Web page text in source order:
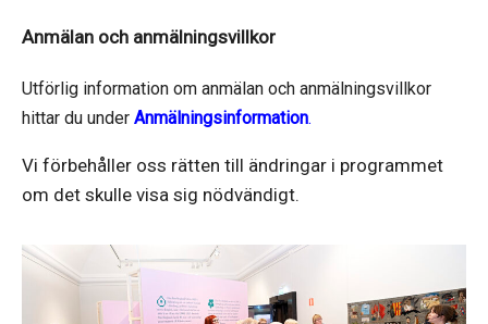
Anmälan och anmälningsvillkor
Utförlig information om anmälan och anmälningsvillkor
hittar du under Anmälningsinformation.
Vi förbehåller oss rätten till ändringar i programmet
om det skulle visa sig nödvändigt.